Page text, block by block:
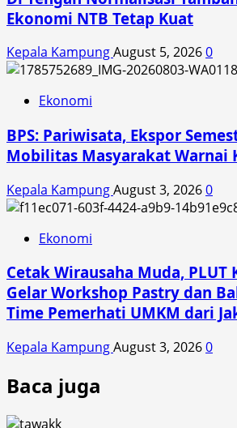
Ekonomi NTB Tetap Kuat
Kepala KampungAugust 5, 20260
Ekonomi
BPS: Pariwisata, Ekspor
Mobilitas Masyarakat Warnai
Kepala KampungAugust 3, 20260
Ekonomi
Cetak Wirausaha Muda, PLUT
Gelar Workshop Pastry dan
Time Pemerhati UMKM dari
Kepala KampungAugust 3, 20260
Baca juga